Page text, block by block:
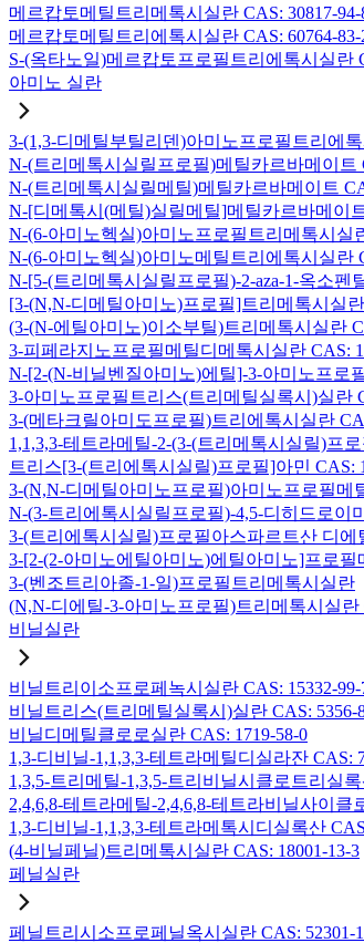
메르캅토메틸트리메톡시실란 CAS: 30817-94-
메르캅토메틸트리에톡시실란 CAS: 60764-83-
S-(옥타노일)메르캅토프로필트리에톡시실란
아미노 실란
3-(1,3-디메틸부틸리덴)아미노프로필트리에톡
N-(트리메톡시실릴프로필)메틸카르바메이트
N-(트리메톡시실릴메틸)메틸카르바메이트
N-[디메톡시(메틸)실릴메틸]메틸카르바메이
N-(6-아미노헥실)아미노프로필트리메톡시실
N-(6-아미노헥실)아미노메틸트리에톡시실란
N-[5-(트리메톡시실릴프로필)-2-aza-1-옥소펜
[3-(N,N-디메틸아미노)프로필]트리메톡시실란
(3-(N-에틸아미노)이소부틸)트리메톡시실란
3-피페라지노프로필메틸디메톡시실란 CAS:
N-[2-(N-비닐벤질아미노)에틸]-3-아미노프로
3-아미노프로필트리스(트리메틸실록시)실란
3-(메타크릴아미도프로필)트리에톡시실란
1,1,3,3-테트라메틸-2-(3-(트리메톡시실릴)프
트리스[3-(트리에톡시실릴)프로필]아민 CAS:
3-(N,N-디메틸아미노프로필)아미노프로필메
N-(3-트리에톡시실릴프로필)-4,5-디히드로이
3-(트리에톡시실릴)프로필아스파르트산 디에
3-[2-(2-아미노에틸아미노)에틸아미노]프로필
3-(벤조트리아졸-1-일)프로필트리메톡시실란
(N,N-디에틸-3-아미노프로필)트리메톡시실란
비닐실란
비닐트리이소프로페녹시실란 CAS: 15332-99-
비닐트리스(트리메틸실록시)실란 CAS: 5356-
비닐디메틸클로로실란 CAS: 1719-58-0
1,3-디비닐-1,1,3,3-테트라메틸디실라잔 CAS:
1,3,5-트리메틸-1,3,5-트리비닐시클로트리실록
2,4,6,8-테트라메틸-2,4,6,8-테트라비닐사이클
1,3-디비닐-1,1,3,3-테트라메톡시디실록산
(4-비닐페닐)트리메톡시실란 CAS: 18001-13-3
페닐실란
페닐트리시소프로페닐옥시실란 CAS: 52301-